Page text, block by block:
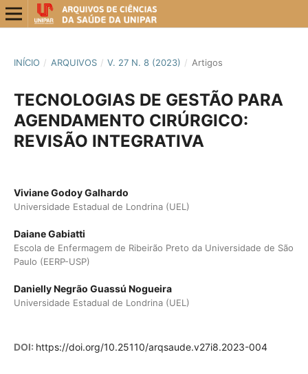
INÍCIO / ARQUIVOS / V. 27 N. 8 (2023) / Artigos
TECNOLOGIAS DE GESTÃO PARA
AGENDAMENTO CIRÚRGICO:
REVISÃO INTEGRATIVA
Viviane Godoy Galhardo
Universidade Estadual de Londrina (UEL)
Daiane Gabiatti
Escola de Enfermagem de Ribeirão Preto da Universidade de São
Paulo (EERP-USP)
Danielly Negrão Guassú Nogueira
Universidade Estadual de Londrina (UEL)
DOI: https://doi.org/10.25110/arqsaude.v27i8.2023-004